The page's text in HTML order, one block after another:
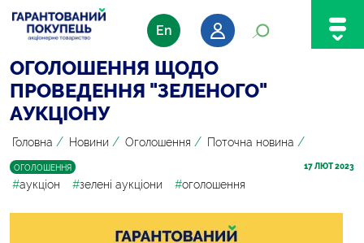
En
ОГОЛОШЕННЯ ЩОДО
ПРОВЕДЕННЯ "ЗЕЛЕНОГО"
АУКЦІОНУ
Головна / Новини / Оголошення / Поточна новина /
ОГОЛОШЕННЯ
#аукціон #зелені аукціони #оголошення
17 ЛЮТ 2023